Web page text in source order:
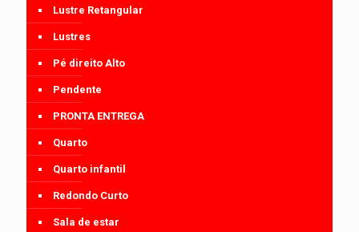
Lustre Retangular
Lustres
Pé direito Alto
Pendente
PRONTA ENTREGA
Quarto
Quarto infantil
Redondo Curto
Sala de estar